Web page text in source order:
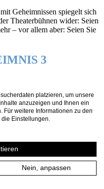
Geheimnissen spiegelt sich
Theaterbühnen wider: Seien
– vor allem aber: Seien Sie
3
platzieren, um unsere
anzuzeigen und Ihnen ein
Für weitere Informationen zu den
Einstellungen.
Nein, anpassen